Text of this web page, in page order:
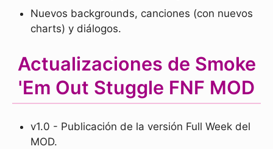
Nuevos backgrounds, canciones (con nuevos
charts) y diálogos.
Actualizaciones de Smoke
'Em Out Stuggle FNF MOD
v1.0 - Publicación de la versión Full Week del
MOD.